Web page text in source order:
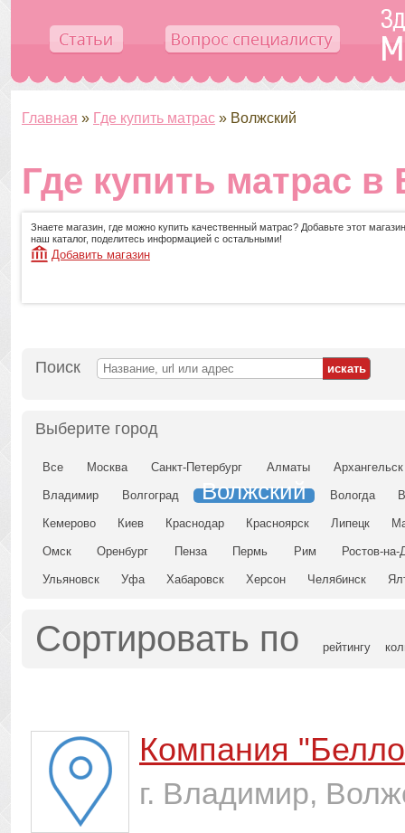
Главная » Где купить матрас » Волжский
Где купить матрас в
Знаете магазин, где можно купить качественный матрас? Добавьте этот
наш каталог, поделитесь информацией с остальными!
Добавить магазин
Поиск
Выберите город
Все Москва Санкт-Петербург Алматы Архангельск
Владимир Волгоград Волжский Вологда
Кемерово Киев Краснодар Красноярск Липецк
Омск Оренбург Пенза Пермь Рим Ростов-на-
Ульяновск Уфа Хабаровск Херсон Челябинск
Сортировать по рейтингу
Компания
г. Владимир,